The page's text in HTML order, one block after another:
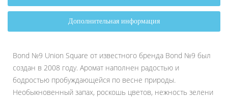
Дополнительная информация
Bond №9 Union Square от известного бренда Bond №9 был
создан в 2008 году. Аромат наполнен радостью и
бодростью пробуждающейся по весне природы.
Необыкновенный запах, роскошь цветов, нежность зелени